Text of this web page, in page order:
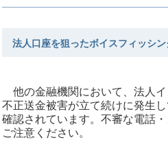
法人口座を狙ったボイスフィッシ
他の金融機関において、法人
不正送金被害が立て続けに発生
確認されています。不審な電話
ご注意ください。